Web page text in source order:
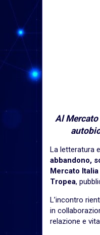
Al Mercato
La letteratura
abbandono,
Mercato Italia
Tropea,
L’incontro
in
relazione e